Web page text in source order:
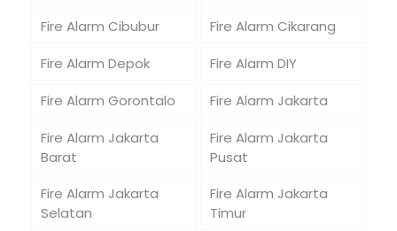
Fire Alarm Cibubur
Fire Alarm Cikarang
Fire Alarm Depok
Fire Alarm DIY
Fire Alarm Gorontalo
Fire Alarm Jakarta
Fire Alarm Jakarta
Barat
Fire Alarm Jakarta
Pusat
Fire Alarm Jakarta
Selatan
Fire Alarm Jakarta
Timur